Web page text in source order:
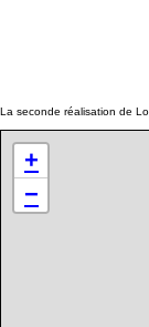
La seconde réalisation de
+
−